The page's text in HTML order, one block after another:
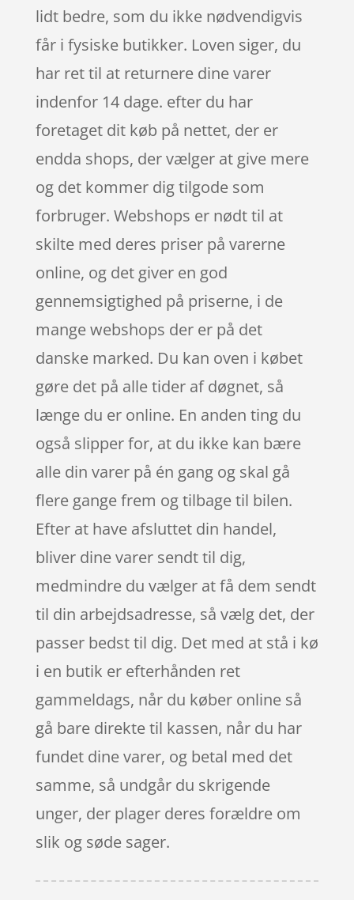
lidt bedre, som du ikke nødvendigvis
får i fysiske butikker. Loven siger, du
har ret til at returnere dine varer
indenfor 14 dage. efter du har
foretaget dit køb på nettet, der er
endda shops, der vælger at give mere
og det kommer dig tilgode som
forbruger. Webshops er nødt til at
skilte med deres priser på varerne
online, og det giver en god
gennemsigtighed på priserne, i de
mange webshops der er på det
danske marked. Du kan oven i købet
gøre det på alle tider af døgnet, så
længe du er online. En anden ting du
også slipper for, at du ikke kan bære
alle din varer på én gang og skal gå
flere gange frem og tilbage til bilen.
Efter at have afsluttet din handel,
bliver dine varer sendt til dig,
medmindre du vælger at få dem sendt
til din arbejdsadresse, så vælg det, der
passer bedst til dig. Det med at stå i kø
i en butik er efterhånden ret
gammeldags, når du køber online så
gå bare direkte til kassen, når du har
fundet dine varer, og betal med det
samme, så undgår du skrigende
unger, der plager deres forældre om
slik og søde sager.